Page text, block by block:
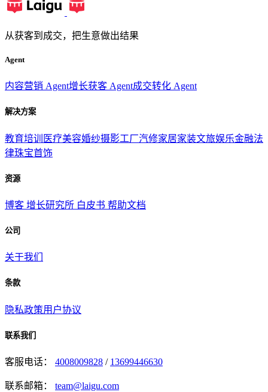
从获客到成交，把生意做出结果
Agent
内容营销 Agent增长获客 Agent成交转化 Agent
解决方案
教育培训 医疗美容婚纱摄影工厂汽修家居家装文旅娱乐金融法
律珠宝首饰
资源
博客 增长研究所 白皮书 帮助文档
公司
关于我们
条款
隐私政策用户协议
联系我们
客服电话： 4008009828 / 13699446630
联系邮箱： team@laigu.com